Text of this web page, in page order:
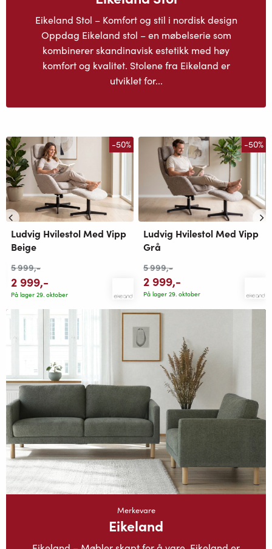
Eikeland Stol – Komfort og stil i nordisk design
Oppdag Eikeland stol – en møbelserie som
kombinerer skandinavisk estetikk med høy
komfort og kvalitet. Stolene fra Eikeland er
utviklet for...
-50%
Ludvig Hvilestol Med Vipp
Beige
5 999,-
2 999,-
På lager 29. oktober
-50%
Ludvig Hvilestol Med Vipp
Grå
5 999,-
2 999,-
På lager 29. oktober
Merkevare
Eikeland